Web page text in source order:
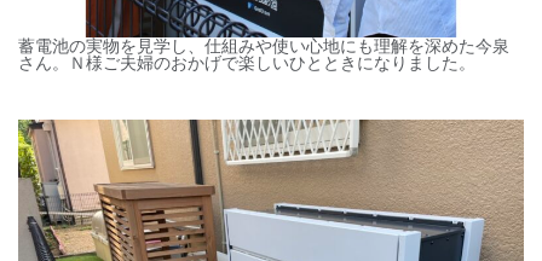
蓄電池の実物を見学し、仕組みや使い心地にも理解を深めた今泉
さん。Ｎ様ご夫婦のおかげで楽しいひとときになりました。